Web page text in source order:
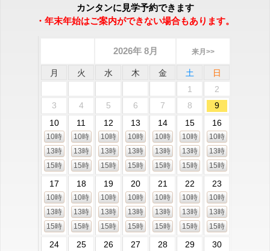
カンタンに見学予約できます
・年末年始はご案内ができない場合もあります。
2026年 8月 来月>>
月 火 水 木 金 土
日
1
2
3
4 5 6 7 8
9
10
10時
13時
15時
11
10時
13時
15時
12
10時
13時
15時
13
10時
13時
15時
14
10時
13時
15時
15
10時
13時
15時
16
10時
13時
15時
17
10時
13時
15時
18
10時
13時
15時
19
10時
13時
15時
20
10時
13時
15時
21
10時
13時
15時
22
10時
13時
15時
23
10時
13時
15時
24 25 26 27 28 29 30